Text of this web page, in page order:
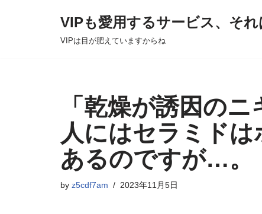
VIPも愛用するサービス、それ
VIPは目が肥えていますからね
「乾燥が誘因の
人にはセラミド
あるのですが…。
by z5cdf7am 2023年11月5日